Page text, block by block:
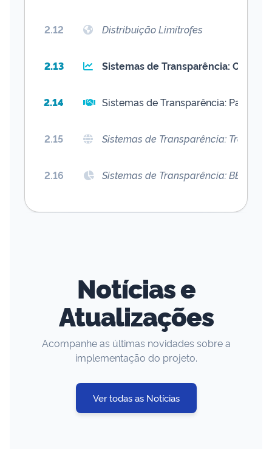
2.12 Distribuição Limítrofes
2.13 Sistemas de Transparência:
2.14 Sistemas de Transparência: Painel
2.15 Sistemas de Transparência:
2.16 Sistemas de Transparência: BB
Notícias e
Atualizações
Acompanhe as últimas novidades sobre a
implementação do projeto.
Ver todas as Notícias